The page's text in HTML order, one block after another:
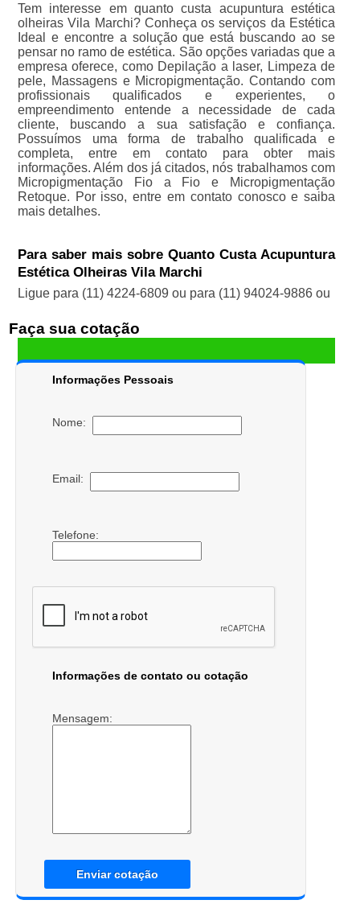
Tem interesse em quanto custa acupuntura estética
olheiras Vila Marchi? Conheça os serviços da Estética
Ideal e encontre a solução que está buscando ao se
pensar no ramo de estética. São opções variadas que a
empresa oferece, como Depilação a laser, Limpeza de
pele, Massagens e Micropigmentação. Contando com
profissionais qualificados e experientes, o
empreendimento entende a necessidade de cada
cliente, buscando a sua satisfação e confiança.
Possuímos uma forma de trabalho qualificada e
completa, entre em contato para obter mais
informações. Além dos já citados, nós trabalhamos com
Micropigmentação Fio a Fio e Micropigmentação
Retoque. Por isso, entre em contato conosco e saiba
mais detalhes.
Para saber mais sobre Quanto Custa Acupuntura
Estética Olheiras Vila Marchi
Ligue para (11) 4224-6809 ou para (11) 94024-9886ou
Faça sua cotação
Informações Pessoais
Nome:
Email:
Telefone:
Informações de contato ou cotação
Mensagem:
Enviar cotação